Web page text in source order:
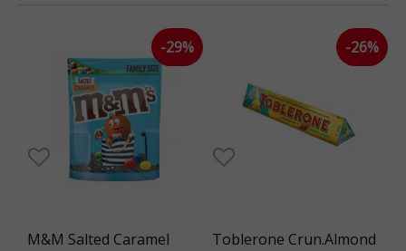
M&M Salted Caramel
-29%
Toblerone Crun.Almond
-26%